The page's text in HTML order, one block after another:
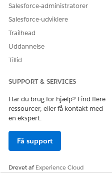
Salesforce-administratorer
Salesforce-udviklere
Trailhead
Uddannelse
Tillid
SUPPORT & SERVICES
Har du brug for hjælp? Find flere
ressourcer, eller få kontakt med
en ekspert.
Få support
Drevet afExperience Cloud